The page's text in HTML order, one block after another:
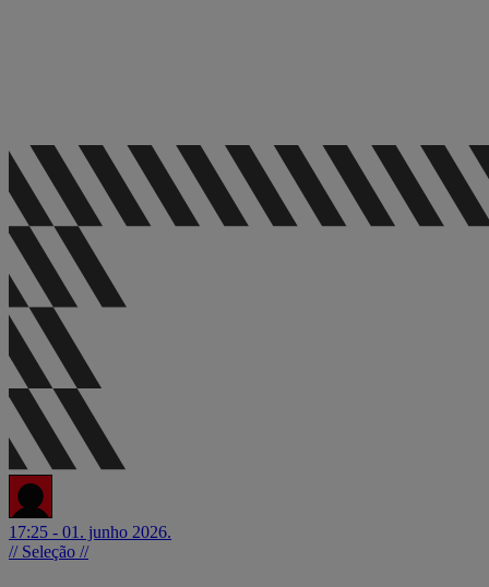
17:25 - 01. junho 2026.
// Seleção //